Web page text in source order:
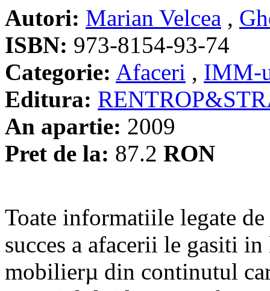
Autori: Marian Velcea ,
ISBN: 973-8154-93-74
Categorie: Afaceri , IMM-
Editura:
An apartie: 2009
Pret de la: 87.2 RON
Toate informatiile legate de
succes a afacerii le gasiti
mobilierµ din continutul